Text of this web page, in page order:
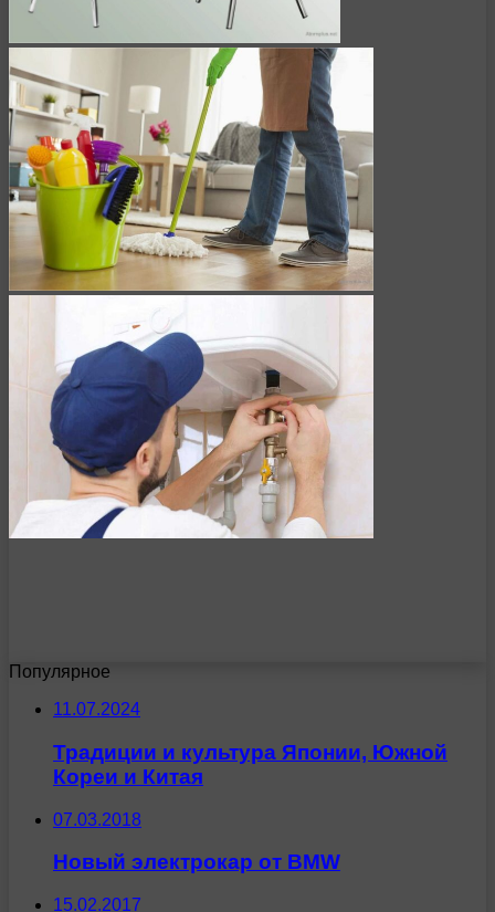
Популярное
11.07.2024
Традиции и культура Японии, Южной
Кореи и Китая
07.03.2018
Новый электрокар от BMW
15.02.2017